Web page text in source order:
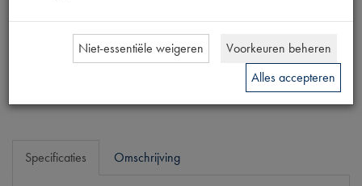
244,11 (€201,74excl. btw
Specificaties Omschrijving
Niet-essentiële weigeren
Voorkeuren beheren
Alles accepteren